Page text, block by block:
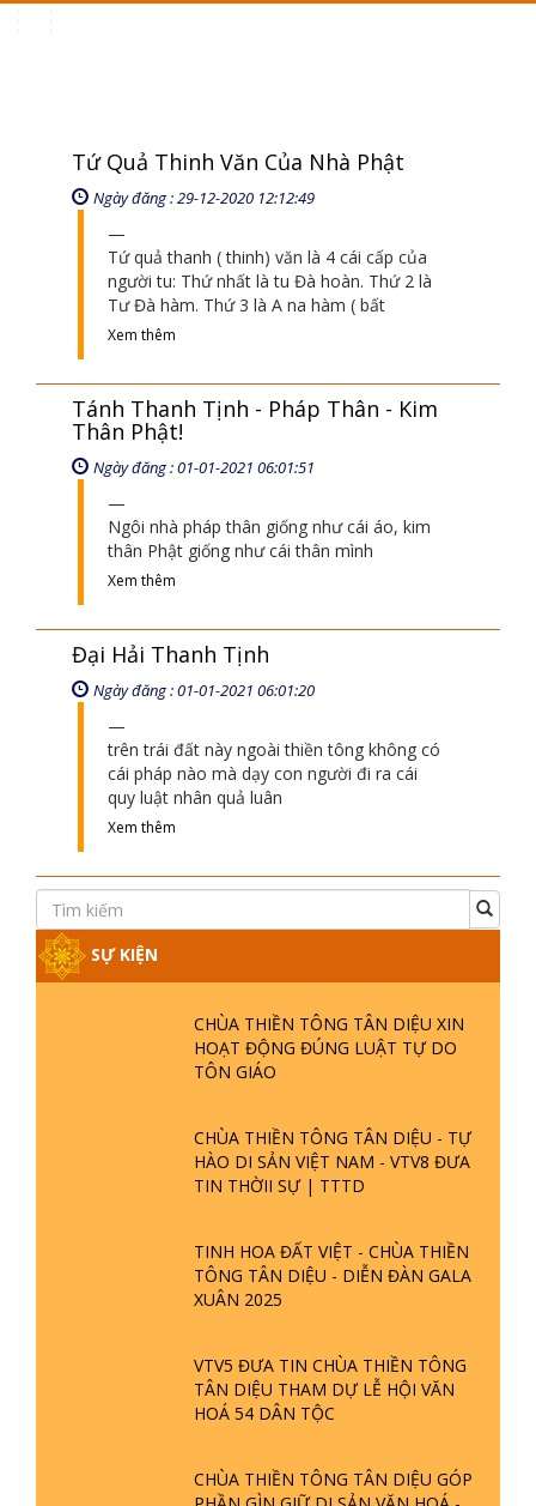
Tứ Quả Thinh Văn Của Nhà Phật
Ngày đăng : 29-12-2020 12:12:49
Tứ quả thanh ( thinh) văn là 4 cái cấp của
người tu: Thứ nhất là tu Đà hoàn. Thứ 2 là
Tư Đà hàm. Thứ 3 là A na hàm ( bất
Xem thêm
Tánh Thanh Tịnh - Pháp Thân - Kim
Thân Phật!
Ngày đăng : 01-01-2021 06:01:51
Ngôi nhà pháp thân giống như cái áo, kim
thân Phật giống như cái thân mình
Xem thêm
Đại Hải Thanh Tịnh
Ngày đăng : 01-01-2021 06:01:20
trên trái đất này ngoài thiền tông không có
cái pháp nào mà dạy con người đi ra cái
quy luật nhân quả luân
Xem thêm
SỰ KIỆN
CHÙA THIỀN TÔNG TÂN DIỆU XIN
HOẠT ĐỘNG ĐÚNG LUẬT TỰ DO
TÔN GIÁO
CHÙA THIỀN TÔNG TÂN DIỆU - TỰ
HÀO DI SẢN VIỆT NAM - VTV8 ĐƯA
TIN THỜII SỰ | TTTD
TINH HOA ĐẤT VIỆT - CHÙA THIỀN
TÔNG TÂN DIỆU - DIỄN ĐÀN GALA
XUÂN 2025
VTV5 ĐƯA TIN CHÙA THIỀN TÔNG
TÂN DIỆU THAM DỰ LỄ HỘI VĂN
HOÁ 54 DÂN TỘC
CHÙA THIỀN TÔNG TÂN DIỆU GÓP